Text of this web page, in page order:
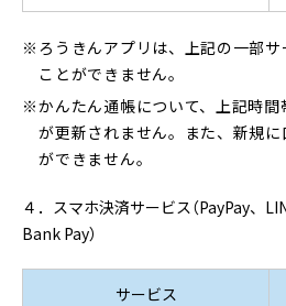
ろうきんアプリは、上記の一部
ことができません。
かんたん通帳について、上記時
が更新されません。また、新規
ができません。
４．スマホ決済サービス（PayPay、
Bank Pay）
サービス